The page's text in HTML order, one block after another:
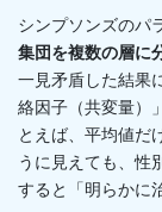
シンプソンズのパ
集団を複数の層に
一見矛盾した結果
絡因子（共変量）
とえば、平均値だ
うに見えても、性
すると「明らかに